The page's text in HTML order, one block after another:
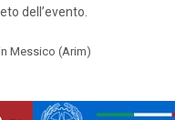
dell’evento.
Messico (Arim)